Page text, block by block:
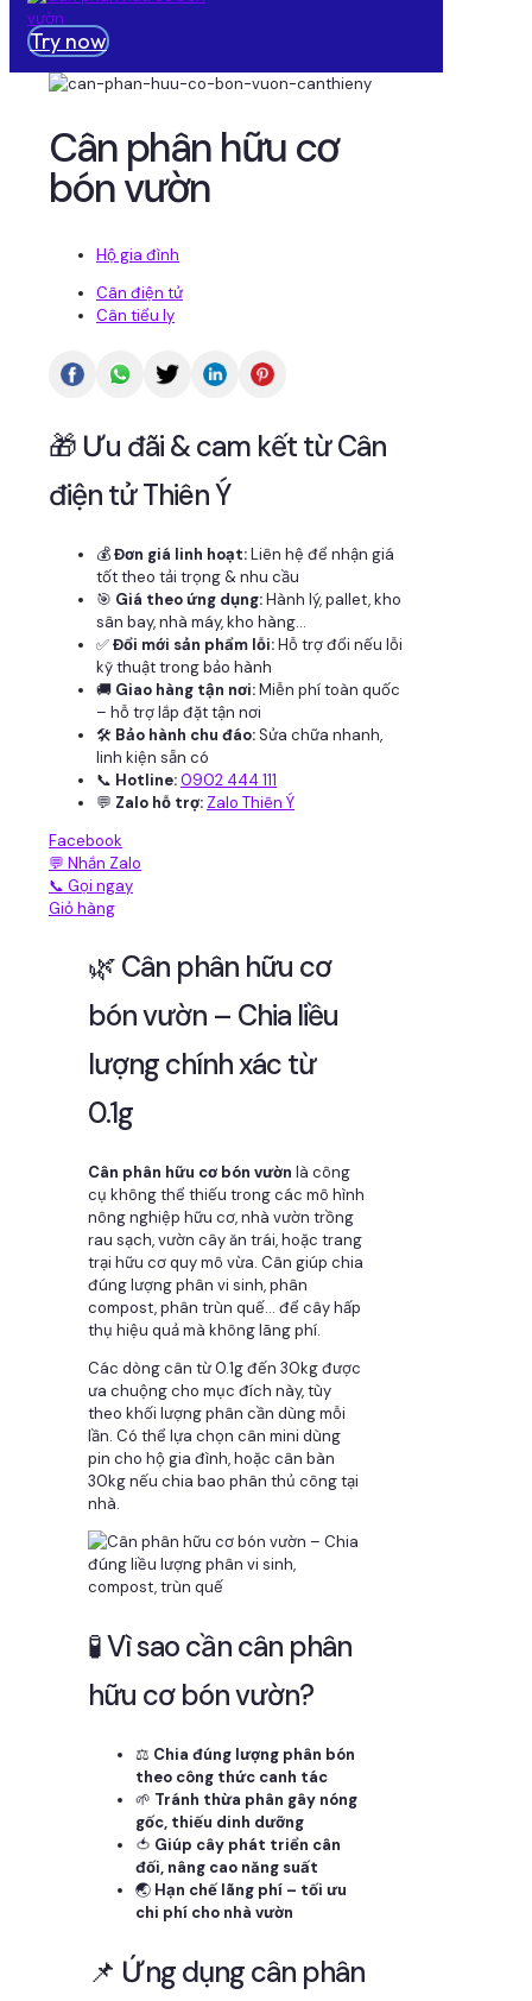
Try now
Cân phân hữu cơ
bón vườn
Hộ gia đình
Cân điện tử
Cân tiểu ly
🎁 Ưu đãi & cam kết từ Cân
điện tử Thiên Ý
💰Đơn giá linh hoạt:Liên hệ để nhận giá
tốt theo tải trọng & nhu cầu
🎯 Giá theo ứng dụng:Hành lý, pallet, kho
sân bay, nhà máy, kho hàng...
✅Đổi mới sản phẩm lỗi:Hỗ trợ đổi nếu lỗi
kỹ thuật trong bảo hành
🚚 Giao hàng tận nơi:Miễn phí toàn quốc
– hỗ trợ lắp đặt tận nơi
🛠 Bảo hành chu đáo:Sửa chữa nhanh,
linh kiện sẵn có
📞 Hotline:0902 444 111
💬 Zalo hỗ trợ: Zalo Thiên Ý
Facebook
💬 Nhắn Zalo
📞 Gọi ngay
Giỏ hàng
🌿 Cân phân hữu cơ
bón vườn – Chia liều
lượng chính xác từ
0.1g
Cân phân hữu cơ bón vườn là công
cụ không thể thiếu trong các mô hình
nông nghiệp hữu cơ, nhà vườn trồng
rau sạch, vườn cây ăn trái, hoặc trang
trại hữu cơ quy mô vừa. Cân giúp chia
đúng lượng phân vi sinh, phân
compost, phân trùn quế… để cây hấp
thụ hiệu quả mà không lãng phí.
Các dòng cân từ 0.1g đến 30kg được
ưa chuộng cho mục đích này, tùy
theo khối lượng phân cần dùng mỗi
lần. Có thể lựa chọn cân mini dùng
pin cho hộ gia đình, hoặc cân bàn
30kg nếu chia bao phân thủ công tại
nhà.
🧪 Vì sao cần cân phân
hữu cơ bón vườn?
⚖️ Chia đúng lượng phân bón
theo công thức canh tác
🌱 Tránh thừa phân gây nóng
gốc, thiếu dinh dưỡng
🍅 Giúp cây phát triển cân
đối, nâng cao năng suất
🌏 Hạn chế lãng phí – tối ưu
chi phí cho nhà vườn
📌 Ứng dụng cân phân